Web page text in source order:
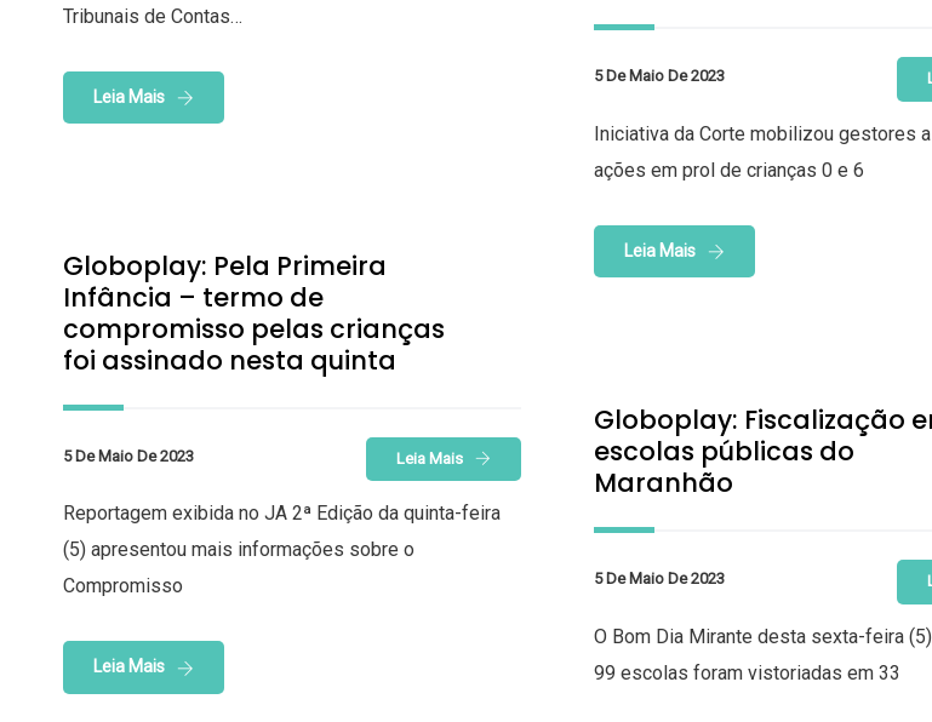
Tribunais de Contas…
Leia Mais
5 De Maio De 2023
Iniciativa da Corte mobilizou gestores
ações em prol de crianças 0 e 6
Leia Mais
Globoplay: Pela Primeira
Infância – termo de
compromisso pelas crianças
foi assinado nesta quinta
5 De Maio De 2023 Leia Mais
Reportagem exibida no JA 2ª Edição da quinta-feira
(5) apresentou mais informações sobre o
Compromisso
Leia Mais
Globoplay: Fiscalização
escolas públicas do
Maranhão
5 De Maio De 2023
O Bom Dia Mirante desta sexta-feira
99 escolas foram vistoriadas em 33